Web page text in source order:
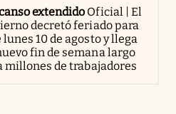
extendido Oficial | El
decretó feriado para
lunes 10 de agosto y llega
fin de semana largo
millones de trabajadores